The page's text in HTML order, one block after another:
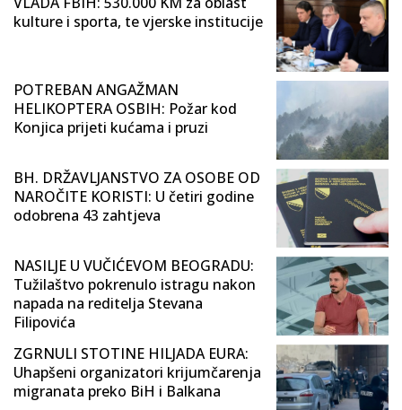
kulture i sporta, te vjerske institucije
POTREBAN ANGAŽMAN
HELIKOPTERA OSBIH: Požar kod
Konjica prijeti kućama i pruzi
BH. DRŽAVLJANSTVO ZA OSOBE OD
NAROČITE KORISTI: U četiri godine
odobrena 43 zahtjeva
NASILJE U VUČIĆEVOM BEOGRADU:
Tužilaštvo pokrenulo istragu nakon
napada na reditelja Stevana
Filipovića
ZGRNULI STOTINE HILJADA EURA:
Uhapšeni organizatori krijumčarenja
migranata preko BiH i Balkana